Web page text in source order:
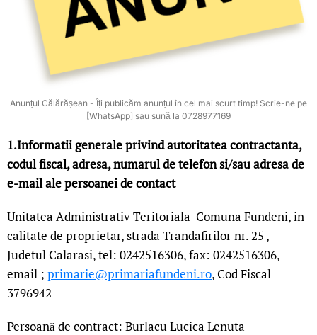
Anunțul Călărășean - Îți publicăm anunțul în cel mai scurt timp! Scrie-ne pe
[WhatsApp] sau sună la 0728977169
1.Informatii generale privind autoritatea contractanta,
codul fiscal, adresa, numarul de telefon si/sau adresa de
e-mail ale persoanei de contact
Unitatea Administrativ Teritoriala Comuna Fundeni, in
calitate de proprietar, strada Trandafirilor nr. 25 ,
Judetul Calarasi, tel: 0242516306, fax: 0242516306,
email ; primarie@primariafundeni.ro, Cod Fiscal
3796942
Persoană de contract: Burlacu Lucica Lenuta